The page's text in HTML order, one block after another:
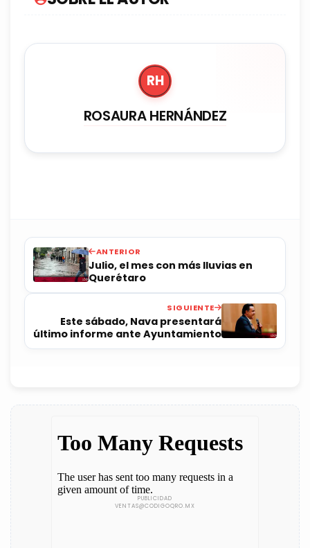
RH
ROSAURA HERNÁNDEZ
ANTERIOR
Julio, el mes con más lluvias en
Querétaro
SIGUIENTE
Este sábado, Nava presentará
último informe ante Ayuntamiento